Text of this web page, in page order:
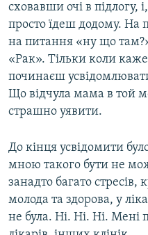
сховавши очі в підлогу,
просто їдеш додому. На
на питання «ну що
«Рак». Тільки коли
починаєш
Що відчула мама в той
страшно уявити.
До кінця усвідомити
мною такого бути не
занадто багато
молода та здорова, у
не була. Ні. Ні. Ні. Мені